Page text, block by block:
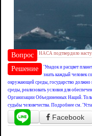
Вопрос НАСА подтвердило
Решение
'Упадок и расцвет
знать каждый человек
окружающей среды, государство должно
среды, реализовать условия для
Организации Объединенных Наций.
судьбы человечества. Подробнее см.
Facebook